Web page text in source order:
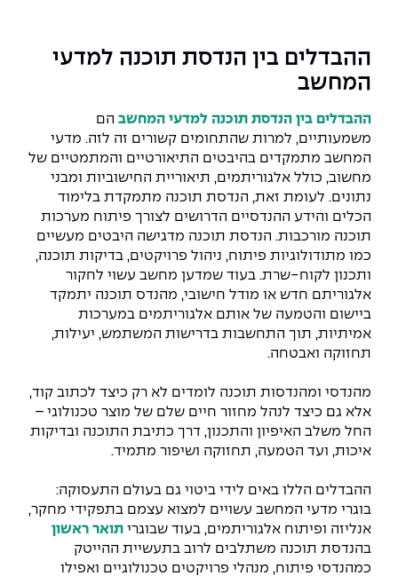
ההבדלים בין הנדסת תוכנה למדעי
המחשב
ההבדלים בין הנדסת תוכנה למדעי המחשב הם
משמעותיים, למרות שהתחומים קשורים זה לזה. מדעי
המחשב מתמקדים בהיבטים התיאורטיים והמתמטיים של
מחשוב, כולל אלגוריתמים, תיאוריית החישוביות ומבני
נתונים. לעומת זאת, הנדסת תוכנה מתמקדת בלימוד
הכלים והידע ההנדסיים הדרושים לצורך פיתוח מערכות
תוכנה מורכבות. הנדסת תוכנה מדגישה היבטים מעשיים
כמו מתודולוגיות פיתוח, ניהול פרויקטים, בדיקות תוכנה,
ותכנון לקוח-שרת. בעוד שמדען מחשב עשוי לחקור
אלגוריתם חדש או מודל חישובי, מהנדס תוכנה יתמקד
ביישום והטמעה של אותם אלגוריתמים במערכות
אמיתיות, תוך התחשבות בדרישות המשתמש, יעילות,
תחזוקה ואבטחה.
מהנדסי ומהנדסות תוכנה לומדים לא רק כיצד לכתוב קוד,
אלא גם כיצד לנהל מחזור חיים שלם של מוצר טכנולוגי –
החל משלב האיפיון והתכנון, דרך כתיבת התוכנה ובדיקות
איכות, ועד הטמעה, תחזוקה ושיפור מתמיד.
ההבדלים הללו באים לידי ביטוי גם בעולם התעסוקה:
בוגרי מדעי המחשב עשויים למצוא עצמם בתפקידי מחקר,
אנליזה ופיתוח אלגוריתמים, בעוד שבוגרי תואר ראשון
בהנדסת תוכנה משתלבים לרוב בתעשיית ההייטק
כמהנדסי פיתוח, מנהלי פרויקטים טכנולוגיים ואפילו
קורס ניהול פרויקטים בשילוב AI
קורסים מקצועיים מותאמים לארגונים
לכל הקורסים
סמסטר ראשון בתיכון